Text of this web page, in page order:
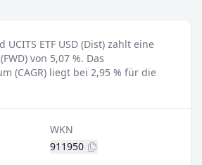
UCITS ETF USD (Dist) zahlt eine
von 5,07 %. Das
(CAGR) liegt bei 2,95 % für die
WKN
911950